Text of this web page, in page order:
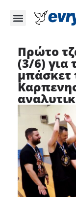
Πρώτο
(3/6) για
μπάσκετ